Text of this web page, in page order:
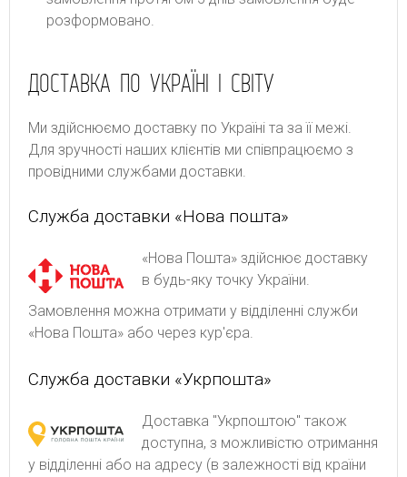
розформовано.
ДОСТАВКА ПО УКРАЇНІ І СВІТУ
Ми здійснюємо доставку по Україні та за її межі.
Для зручності наших клієнтів ми співпрацюємо з
провідними службами доставки.
Служба доставки «Нова пошта»
«Нова Пошта» здійснює доставку
в будь-яку точку України.
Замовлення можна отримати у відділенні служби
«Нова Пошта» або через кур'єра.
Служба доставки «Укрпошта»
Доставка "Укрпоштою" також
доступна, з можливістю отримання
у відділенні або на адресу (в залежності від країни